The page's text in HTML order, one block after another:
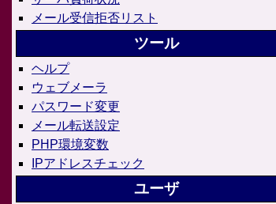
メール受信拒否リスト
ツール
ヘルプ
ウェブメーラ
パスワード変更
メール転送設定
PHP環境変数
IPアドレスチェック
ユーザ